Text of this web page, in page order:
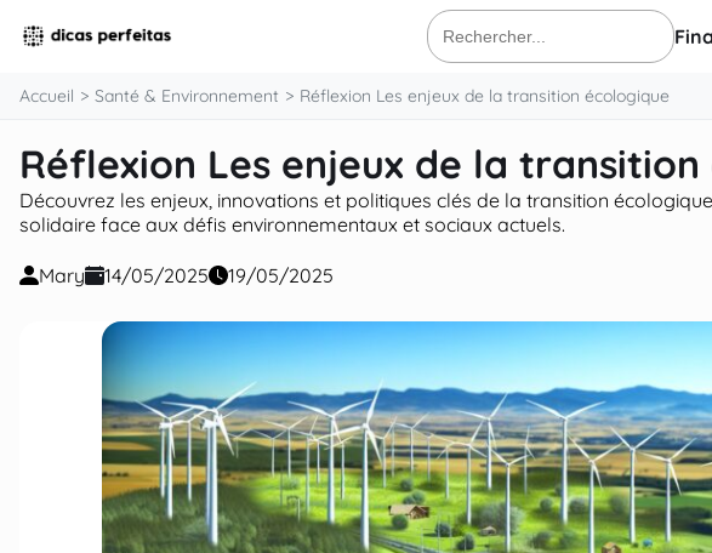
Rechercher
Accueil Santé & Environnement Réflexion Les enjeux de la transition écologique
Réflexion Les enjeux de la
Découvrez les enjeux, innovations et politiques clés de la transition
solidaire face aux défis environnementaux et sociaux actuels.
Mary 14/05/2025 19/05/2025